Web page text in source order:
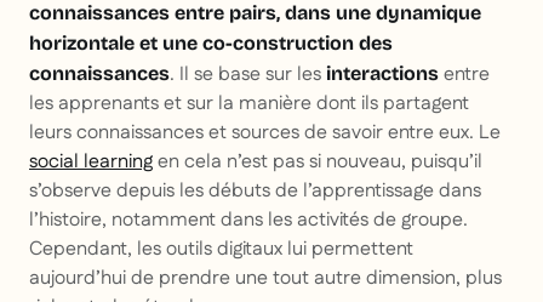
connaissances entre pairs, dans une dynamique
horizontale et une co-construction des
connaissances. Il se base sur les interactions entre
les apprenants et sur la manière dont ils partagent
leurs connaissances et sources de savoir entre eux. Le
social learningen cela n’est pas si nouveau, puisqu’il
s’observe depuis les débuts de l’apprentissage dans
l’histoire, notamment dans les activités de groupe.
Cependant, les outils digitaux lui permettent
aujourd’hui de prendre une tout autre dimension, plus